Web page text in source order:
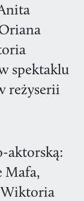
spektaklu
reżyserii
aktorską:
Mafa,
Wiktoria